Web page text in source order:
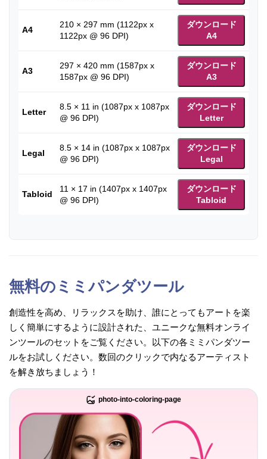
A4
210 × 297 mm (1122px x
1122px @ 96 DPI)
ダウンロード
A4
A3
297 × 420 mm (1587px x
1587px @ 96 DPI)
ダウンロード
A3
Letter
8.5 × 11 in (1087px x 1087px
@ 96 DPI)
ダウンロード
Letter
Legal
8.5 × 14 in (1087px x 1087px
@ 96 DPI)
ダウンロード
Legal
Tabloid
11 × 17 in (1407px x 1407px
@ 96 DPI)
ダウンロード
Tabloid
無料のミミパンダツール
創造性を高め、リラックスを助け、誰にとってもアートを楽
しく簡単にするように設計された、ユニークな無料オンライ
ンツールのセットをご覧ください。以下の各ミミパンダツー
ルをお試しください。数回のクリックで内なるアーティスト
を解き放ちましょう！
photo-into-coloring-page